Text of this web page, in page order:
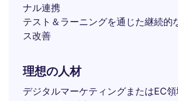
ナル連携
テスト＆ラーニングを通じた継続的
ス改善
理想の人材
デジタルマーケティングまたはEC